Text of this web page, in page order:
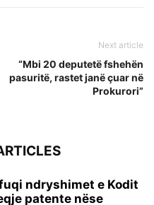
Next article
“Mbi 20 deputetë fshehën
pasuritë, rastet janë çuar në
Prokurori”
ndryshimet e Kodit
patente nëse